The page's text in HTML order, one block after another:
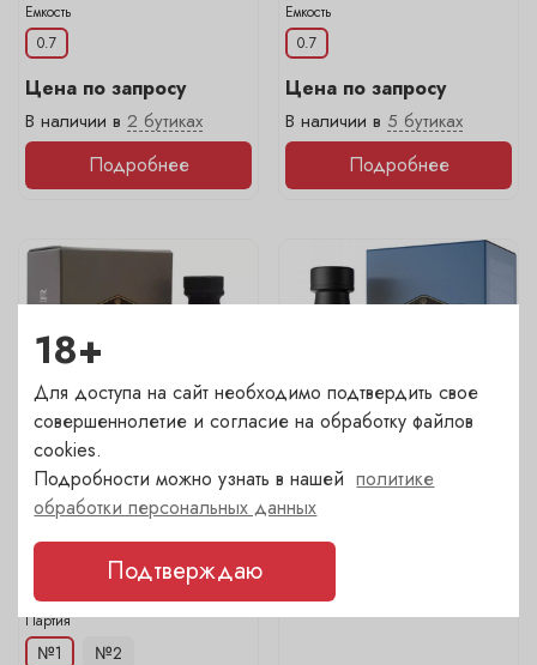
Емкость
0.7
Цена по запросу
В наличии в 2 бутиках
Подробнее
Емкость
0.7
Цена по запросу
В наличии в 5 бутиках
Подробнее
Balblair, Balblair 12 Years
Емкость
Balblair, Balblair 15
Емкость
18+
Для доступа на сайт необходимо подтвердить свое
совершеннолетие и согласие на обработку файлов
cookies.
Подробности можно узнать в нашейполитике
обработки персональных данных
Подтверждаю